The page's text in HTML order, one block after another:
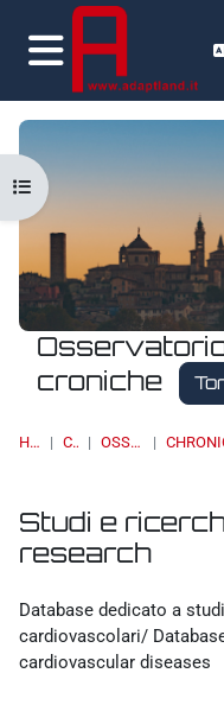
Vai al contenuto principale
Pannello laterale
croniche
HOME CORSI OSSERVATORI
Apri indice del corso
Studi e
research
Database dedicato a
cardiovascolari/
cardiovascular diseases